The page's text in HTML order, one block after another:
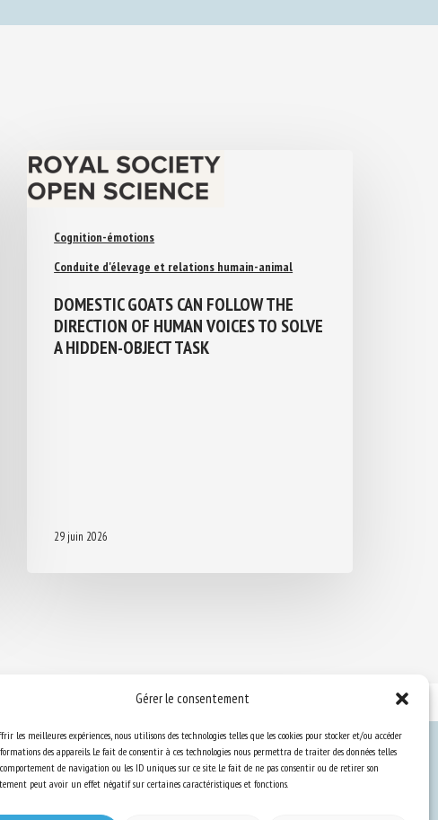
Gérer le consentement
les meilleures expériences, nous utilisons des technologies telles que les cookies pour stocker et/ou accéder
des appareils. Le fait de consentir à ces technologies nous permettra de traiter des données telles
de navigation ou les ID uniques sur ce site. Le fait de ne pas consentir ou de retirer son
peut avoir un effet négatif sur certaines caractéristiques et fonctions.
Cognition-émotions
Conduite d'élevage et relations humain-animal
DOMESTIC GOATS CAN FOLLOW THE
DIRECTION OF HUMAN VOICES TO
SOLVE A HIDDEN-OBJECT TASK
29 juin 2026
Ressources